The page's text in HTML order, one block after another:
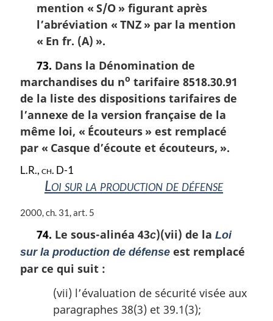
mention « S/O » figurant après
l’abréviation « TNZ » par la mention
« En fr. (A) ».
73. Dans la Dénomination de
marchandises du no tarifaire 8518.30.91
de la liste des dispositions tarifaires de
l’annexe de la version française de la
même loi, « Écouteurs » est remplacé
par « Casque d’écoute et écouteurs, ».
L.R., ch. D-1
Loi sur la production de défense
N
e
a
2000, ch. 31, art. 5
74. Le sous-alinéa 43c)(vii) de la Loi
sur la production de défense est remplacé
par ce qui suit :
(vii) l’évaluation de sécurité visée aux
paragraphes 38(3) et 39.1(3);